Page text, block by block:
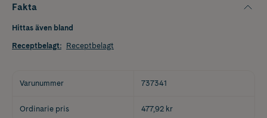
Fakta
Hittas även bland
Receptbelagt: Receptbelagt
Varunummer 737341
Ordinarie pris 477,92 kr